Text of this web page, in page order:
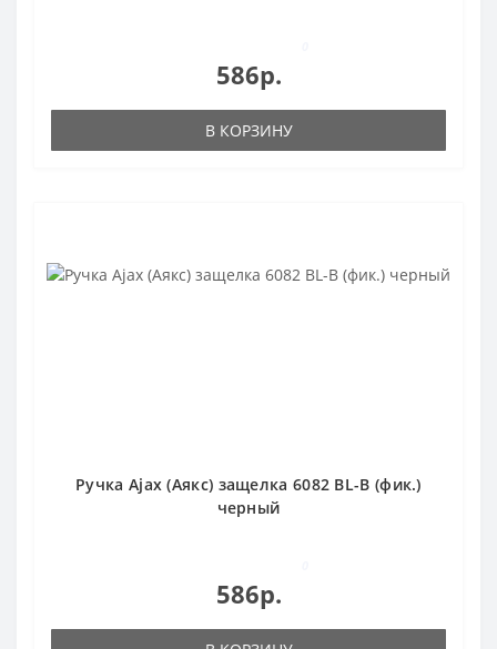
586р.
В КОРЗИНУ
Ручка Ajax (Аякс) защелка 6082 BL-B (фик.)
черный
586р.